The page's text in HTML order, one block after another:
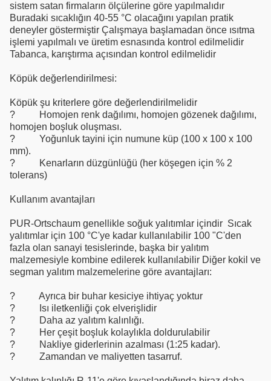
sistem satan firmaların ölçülerine göre yapılmalıdır
Buradaki sıcaklığın 40-55 °C olacağını yapılan pratik
deneyler göstermiştir Çalışmaya başlamadan önce ısıtma
işlemi yapılmalı ve üretim esnasında kontrol edilmelidir
Tabanca, karıştırma açısından kontrol edilmelidir
Köpük değerlendirilmesi:
Köpük şu kriterlere göre değerlendirilmelidir
?
Homojen renk dağılımı, homojen gözenek dağılımı,
homojen boşluk oluşması.
?
Yoğunluk tayini için numune küp (100 x 100 x 100
mm).
?
Kenarların düzgünlüğü (her köşegen için % 2
tolerans)
Kullanım avantajları
PUR-Ortschaum genellikle soğuk yalıtımlar içindir Sıcak
yalıtımlar için 100 °C'ye kadar kullanılabilir 100 "C'den
fazla olan sanayi tesislerinde, başka bir yalıtım
malzemesiyle kombine edilerek kullanılabilir Diğer kokil ve
segman yalıtım malzemelerine göre avantajları:
?
Ayrıca bir buhar kesiciye ihtiyaç yoktur
?
Isı iletkenliği çok elverişlidir
?
Daha az yalıtım kalınlığı.
?
Her çeşit boşluk kolaylıkla doldurulabilir
?
Nakliye giderlerinin azalması (1:25 kadar).
?
Zamandan ve maliyetten tasarruf.